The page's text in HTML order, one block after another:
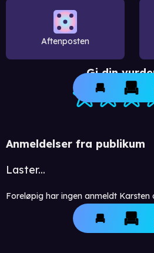
Aftenposten
Gi din
Anmeldelser fra publikum
Laster...
Foreløpig har ingen anmeldt